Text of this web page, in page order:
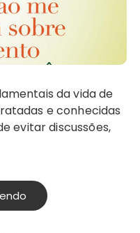
e conhecidas
evitar discussões,